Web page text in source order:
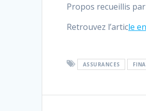
Propos recueillis par
Retrouvez l’article
ASSURANCES